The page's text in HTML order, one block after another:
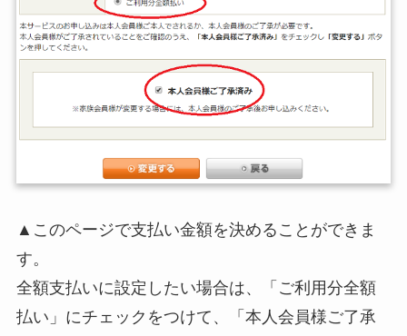
▲このページで支払い金額を決めることができま
す。
全額支払いに設定したい場合は、「ご利用分全額
払い」にチェックをつけて、「本人会員様ご了承